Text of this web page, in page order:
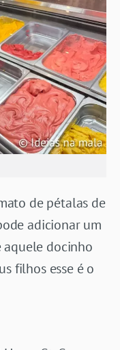
de pétalas de
adicionar um
aquele docinho
filhos esse é o